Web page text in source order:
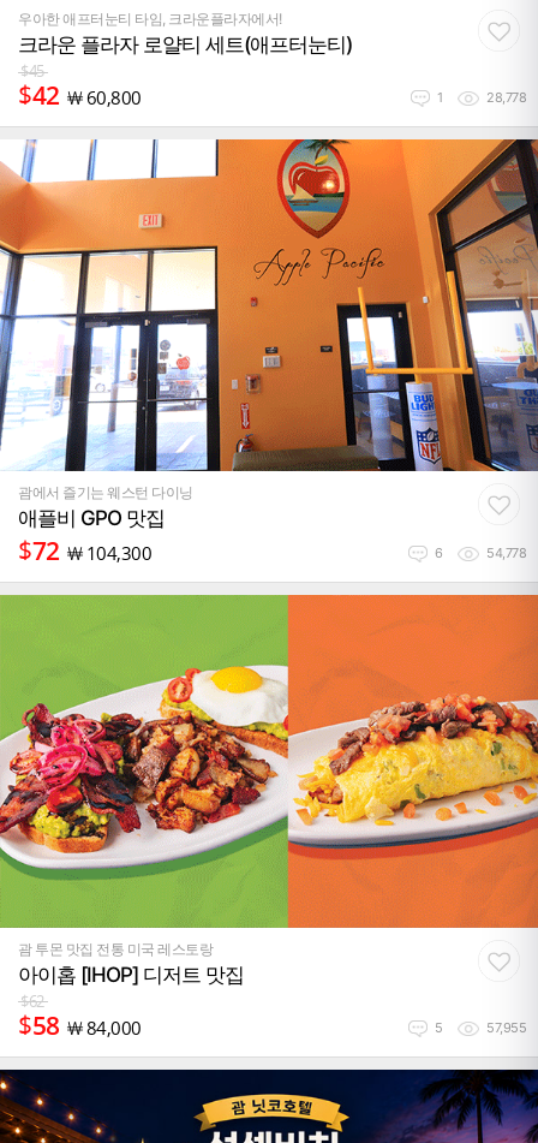
우아한 애프터눈티 타임, 크라운플라자에서!
크라운 플라자 로얄티 세트(애프터눈티)
$45
$42 ￦60,800 1 28,778
괌에서 즐기는 웨스턴 다이닝
애플비 GPO 맛집
$72 ￦ 104,300 6 54,778
괌 투몬 맛집 전통 미국 레스토랑
아이홉 [IHOP] 디저트 맛집
$62
$58 ￦84,000 5 57,955